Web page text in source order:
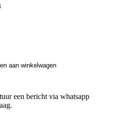
aan winkelwagen
een bericht via whatsapp